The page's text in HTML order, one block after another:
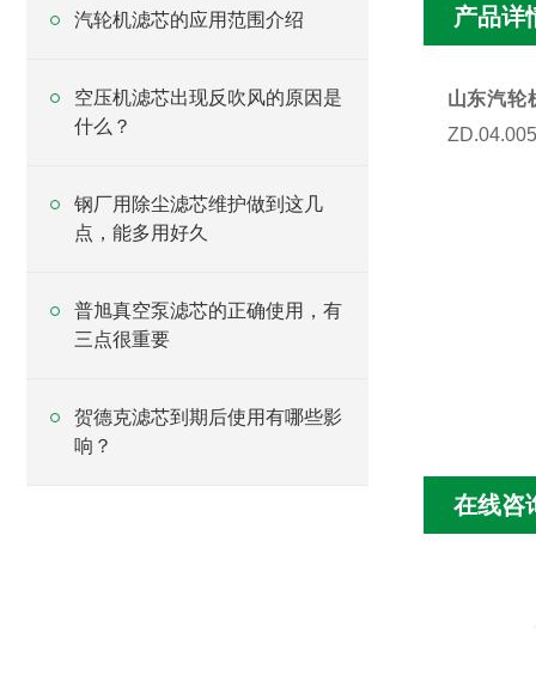
汽轮机滤芯的应用范围介绍
空压机滤芯出现反吹风的原因是
什么？
钢厂用除尘滤芯维护做到这几
点，能多用好久
普旭真空泵滤芯的正确使用，有
三点很重要
贺德克滤芯到期后使用有哪些影
响？
产品详
山东汽轮
在线咨